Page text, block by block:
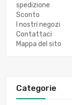
Categorie
spedizione
Sconto
I nostri negozi
Contattaci
Mappa del sito